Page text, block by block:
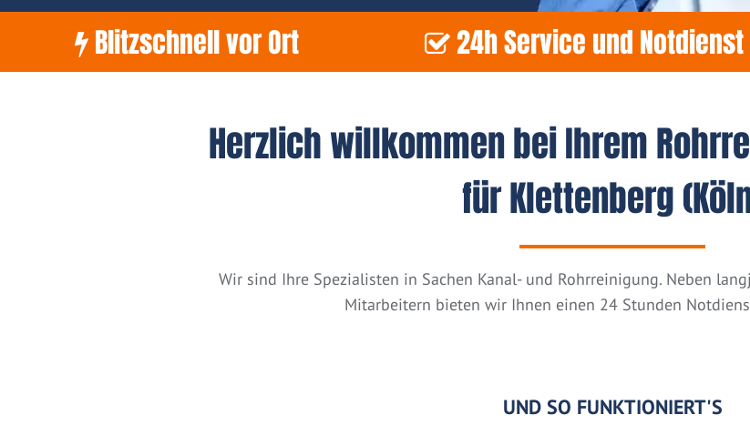
Blitzschnell vor Ort 24h Service und Notdienst
Herzlich willkommen bei Ihrem
für Klettenberg
Wir sind Ihre Spezialisten in Sachen Kanal- und Rohrreinigung. Neben
Mitarbeitern bieten wir Ihnen einen 24 Stunden
UND SO FUNKTIONIERT'S